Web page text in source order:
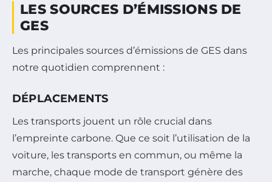
LES SOURCES D’ÉMISSIONS DE
GES
Les principales sources d’émissions de GES dans
notre quotidien comprennent :
DÉPLACEMENTS
Les transports jouent un rôle crucial dans
l’empreinte carbone. Que ce soit l’utilisation de la
voiture, les transports en commun, ou même la
marche, chaque mode de transport génère des